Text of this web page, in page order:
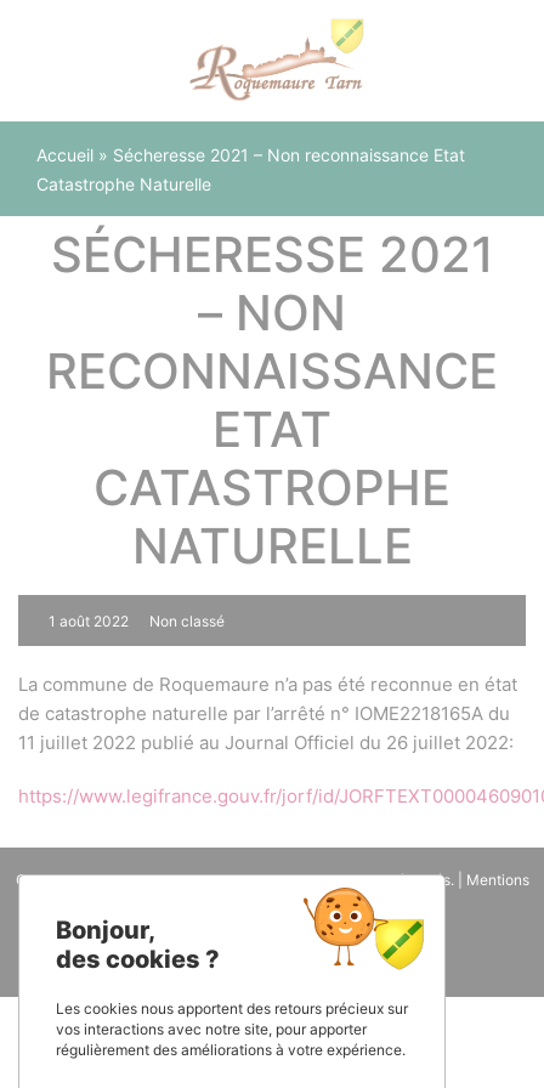
Accueil » Sécheresse 2021 – Non reconnaissance Etat
Catastrophe Naturelle
SÉCHERESSE 2021
– NON
RECONNAISSANCE
ETAT
CATASTROPHE
NATURELLE
1 août 2022 Non classé
La commune de Roquemaure n’a pas été reconnue en état
de catastrophe naturelle par l’arrêté n° IOME2218165A du
11 juillet 2022 publié au Journal Officiel du 26 juillet 2022:
https://www.legifrance.gouv.fr/jorf/id/
Copyright 2026Mairie de Roquemaure - 81. Tous droits réservés. | Mentions
| Une réalisationIWEGO
Bonjour,
des cookies ?
Les cookies nous apportent des retours précieux sur
vos interactions avec notre site, pour apporter
régulièrement des améliorations à votre expérience.